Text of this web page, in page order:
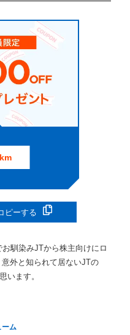
ピーする
馴染みJTから株主向けにロ
外と知られて居ないJTの
います。
ーム